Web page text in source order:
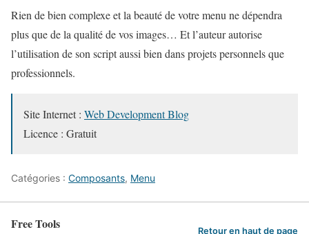
Rien de bien complexe et la beauté de votre menu ne dépendra
plus que de la qualité de vos images… Et l’auteur autorise
l’utilisation de son script aussi bien dans projets personnels que
professionnels.
Site Internet : Web Development Blog
Licence : Gratuit
Catégories : Composants, Menu
Free Tools Retour en haut de page